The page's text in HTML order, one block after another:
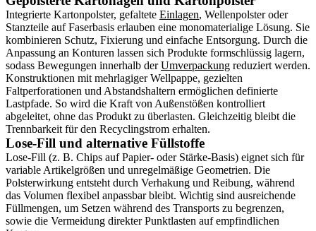
Integrierte Kartonpolster, gefaltete Einlagen, Wellenpolster oder
Stanzteile auf Faserbasis erlauben eine monomaterialige Lösung. Sie
kombinieren Schutz, Fixierung und einfache Entsorgung. Durch die
Anpassung an Konturen lassen sich Produkte formschlüssig lagern,
sodass Bewegungen innerhalb derUmverpackung reduziert werden.
Konstruktionen mit mehrlagiger Wellpappe, gezielten
Faltperforationen und Abstandshaltern ermöglichen definierte
Lastpfade. So wird die Kraft von Außenstößen kontrolliert
abgeleitet, ohne das Produkt zu überlasten. Gleichzeitig bleibt die
Trennbarkeit für den Recyclingstrom erhalten.
Lose-Fill und alternative Füllstoffe
Lose-Fill (z. B. Chips auf Papier- oder Stärke-Basis) eignet sich für
variable Artikelgrößen und unregelmäßige Geometrien. Die
Polsterwirkung entsteht durch Verhakung und Reibung, während
das Volumen flexibel anpassbar bleibt. Wichtig sind ausreichende
Füllmengen, um Setzen während des Transports zu begrenzen,
sowie die Vermeidung direkter Punktlasten auf empfindlichen